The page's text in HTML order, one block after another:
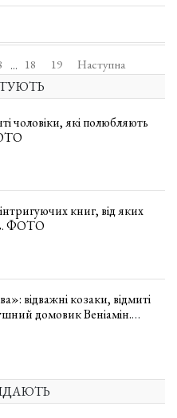
... 18 19 Наступна
чоловіки, які полюбляють
книг, від яких
ФОТО
відважні козаки, відмиті
домовик Веніамін.